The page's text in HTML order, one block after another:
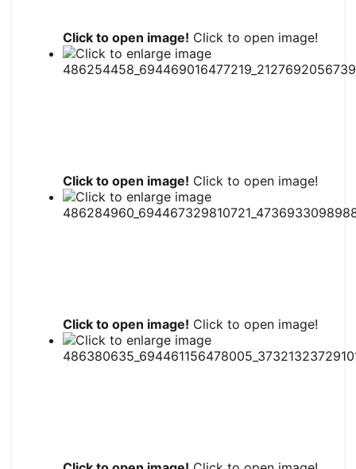
Click to open image! Click to open image!
Click to open image! Click to open image!
Click to open image! Click to open image!